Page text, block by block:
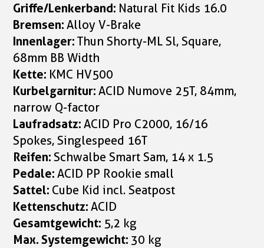
Griffe/Lenkerband: Natural Fit Kids 16.0
Bremsen:Alloy V-Brake
Innenlager:Thun Shorty-ML Sl, Square,
68mm BB Width
Kette: KMC HV500
Kurbelgarnitur:ACID Numove 25T, 84mm,
narrow Q-factor
Laufradsatz:ACID Pro C2000, 16/16
Spokes, Singlespeed 16T
Reifen:Schwalbe Smart Sam, 14 x 1.5
Pedale:ACID PP Rookie small
Sattel: Cube Kid incl. Seatpost
Kettenschutz:ACID
Gesamtgewicht: 5,2 kg
Max. Systemgewicht: 30 kg